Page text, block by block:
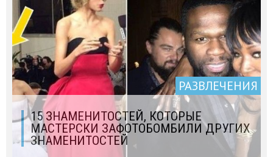
РАЗВЛЕЧЕНИЯ
15 ЗНАМЕНИТОСТЕЙ, КОТОРЫЕ
МАСТЕРСКИ ЗАФОТОБОМБИЛИ ДРУГИХ
ЗНАМЕНИТОСТЕЙ